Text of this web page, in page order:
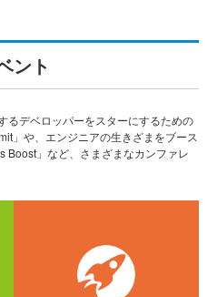
ント
るデベロッパーをスターにするための
」や、エンジニアの生きざまをブース
Boost」など、さまざまなカンファレ